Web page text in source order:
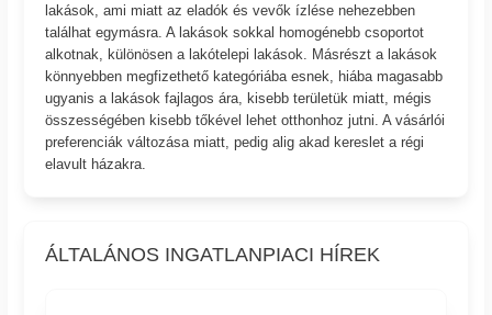
lakások, ami miatt az eladók és vevők ízlése nehezebben
találhat egymásra. A lakások sokkal homogénebb csoportot
alkotnak, különösen a lakótelepi lakások. Másrészt a lakások
könnyebben megfizethető kategóriába esnek, hiába magasabb
ugyanis a lakások fajlagos ára, kisebb területük miatt, mégis
összességében kisebb tőkével lehet otthonhoz jutni. A vásárlói
preferenciák változása miatt, pedig alig akad kereslet a régi
elavult házakra.
ÁLTALÁNOS INGATLANPIACI HÍREK